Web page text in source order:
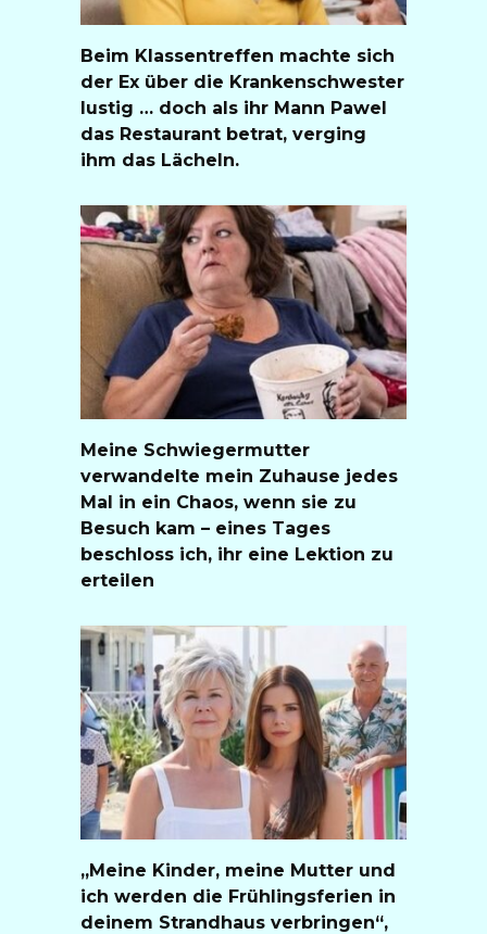
Beim Klassentreffen machte sich
der Ex über die Krankenschwester
lustig … doch als ihr Mann Pawel
das Restaurant betrat, verging
ihm das Lächeln.
Meine Schwiegermutter
verwandelte mein Zuhause jedes
Mal in ein Chaos, wenn sie zu
Besuch kam – eines Tages
beschloss ich, ihr eine Lektion zu
erteilen
„Meine Kinder, meine Mutter und
ich werden die Frühlingsferien in
deinem Strandhaus verbringen“,